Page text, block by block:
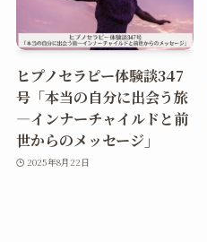
ヒプノセラピー体験談347
号「本当の自分に出会う旅
―インナーチャイルドと前
世からのメッセージ」
2025年8月22日